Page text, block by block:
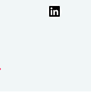
LinkedIn